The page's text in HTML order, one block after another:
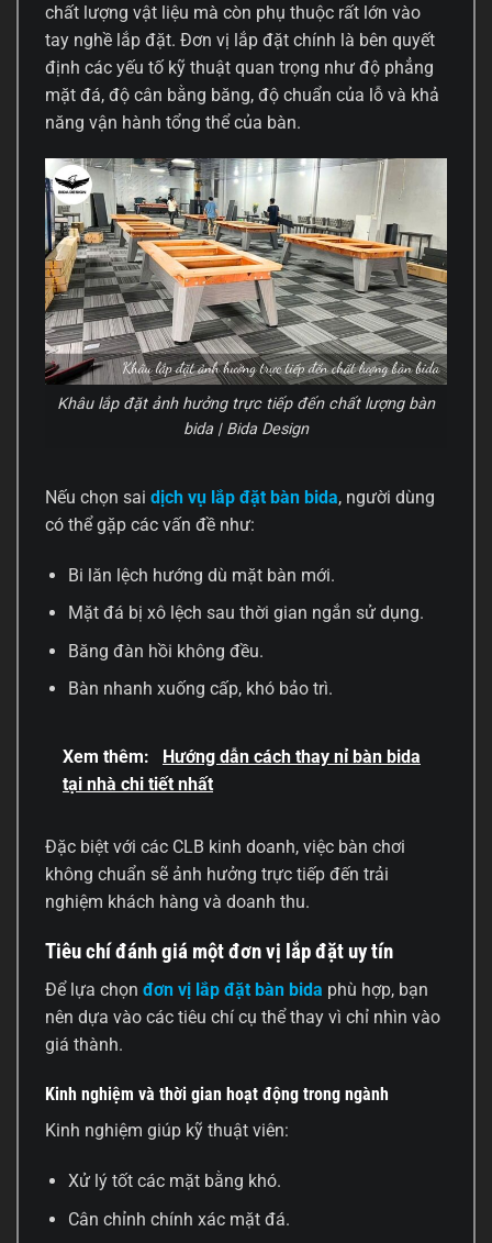
chất lượng vật liệu mà còn phụ thuộc rất lớn vào
tay nghề lắp đặt. Đơn vị lắp đặt chính là bên quyết
định các yếu tố kỹ thuật quan trọng như độ phẳng
mặt đá, độ cân bằng băng, độ chuẩn của lỗ và khả
năng vận hành tổng thể của bàn.
Khâu lắp đặt ảnh hưởng trực tiếp đến chất lượng bàn
bida | Bida Design
Nếu chọn sai dịch vụ lắp đặt bàn bida, người dùng
có thể gặp các vấn đề như:
Bi lăn lệch hướng dù mặt bàn mới.
Mặt đá bị xô lệch sau thời gian ngắn sử dụng.
Băng đàn hồi không đều.
Bàn nhanh xuống cấp, khó bảo trì.
Xem thêm:
Hướng dẫn cách thay nỉ bàn bida
tại nhà chi tiết nhất
Đặc biệt với các CLB kinh doanh, việc bàn chơi
không chuẩn sẽ ảnh hưởng trực tiếp đến trải
nghiệm khách hàng và doanh thu.
Tiêu chí đánh giá một đơn vị lắp đặt uy tín
Để lựa chọn đơn vị lắp đặt bàn bida phù hợp, bạn
nên dựa vào các tiêu chí cụ thể thay vì chỉ nhìn vào
giá thành.
Kinh nghiệm và thời gian hoạt động trong ngành
Kinh nghiệm giúp kỹ thuật viên:
Xử lý tốt các mặt bằng khó.
Cân chỉnh chính xác mặt đá.